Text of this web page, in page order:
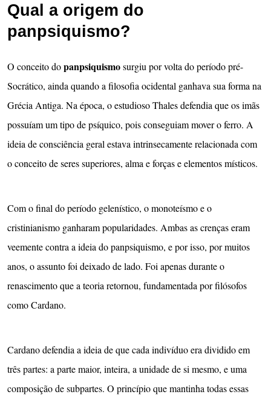
Qual a origem do
panpsiquismo?
O conceito dopanpsiquismosurgiu por volta do período pré-
Socrático, ainda quando a filosofia ocidental ganhava sua forma na
Grécia Antiga. Na época, o estudioso Thales defendia que os imãs
possuíam um tipo de psíquico, pois conseguiam mover o ferro. A
ideia de consciência geral estava intrinsecamente relacionada com
o conceito de seres superiores, alma e forças e elementos místicos.
Com o final do período gelenístico, o monoteísmo e o
cristinianismo ganharam popularidades. Ambas as crenças eram
veemente contra a ideia do panpsiquismo, e por isso, por muitos
anos, o assunto foi deixado de lado. Foi apenas durante o
renascimento que a teoria retornou, fundamentada por filósofos
como Cardano.
Cardano defendia a ideia de que cada indivíduo era dividido em
três partes: a parte maior, inteira, a unidade de si mesmo, e uma
composição de subpartes. O princípio que mantinha todas essas